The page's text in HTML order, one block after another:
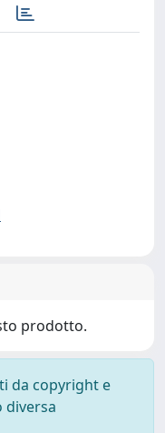
prodotto.
da copyright e
diversa